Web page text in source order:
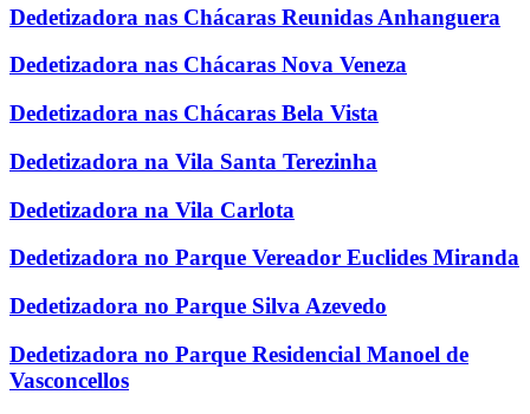
Dedetizadora nas Chácaras Reunidas Anhanguera
Dedetizadora nas Chácaras Nova Veneza
Dedetizadora nas Chácaras Bela Vista
Dedetizadora na Vila Santa Terezinha
Dedetizadora na Vila Carlota
Dedetizadora no Parque Vereador Euclides Miranda
Dedetizadora no Parque Silva Azevedo
Dedetizadora no Parque Residencial Manoel de
Vasconcellos